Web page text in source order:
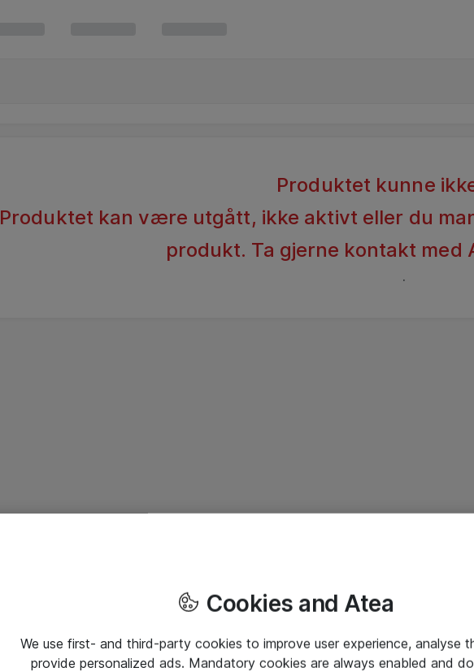
Produktet kunne
Produktet kan være utgått, ikke aktivt eller du
produkt. Ta gjerne kontakt med
.
Cookies and Atea
We use first- and third-party cookies to improve user experience, analyse
provide personalized ads. Mandatory cookies are always enabled and